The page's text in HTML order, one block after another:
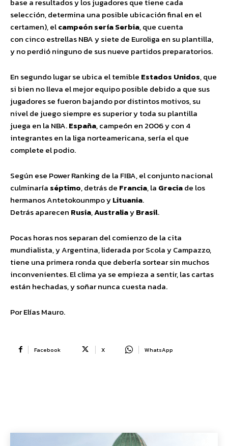
selección, determina una posible ubicación final en el
certamen), elcampeónseríaSerbia, que cuenta
con cinco estrellas NBA y siete de Euroliga en su plantilla,
y no perdió ninguno de sus nueve partidos preparatorios.
En segundo lugar se ubica el temible Estados Unidos, que
si bien no lleva el mejor equipo posible debido a que sus
jugadores se fueron bajando por distintos motivos, su
nivel de juego siempre es superior y toda su plantilla
juega en la NBA.España, campeón en 2006 y con 4
integrantes en la liga norteamericana, sería el que
complete el podio.
Según ese Power Ranking de la FIBA, el conjunto nacional
culminaría séptimo, detrás de Francia, la Greciade los
hermanos Antetokounmpo yLituania.
Detrás aparecen Rusia,AustraliayBrasil.
Pocas horas nos separan del comienzo de la cita
mundialista, y Argentina, liderada por Scola y Campazzo,
tiene una primera ronda que debería sortear sin muchos
inconvenientes. El clima ya se empieza a sentir, las cartas
están hechadas, y soñar nunca cuesta nada.
Por Elías Mauro.
Facebook X WhatsApp